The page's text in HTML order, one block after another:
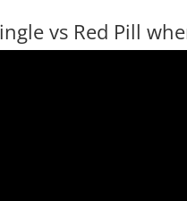
vs Red Pill